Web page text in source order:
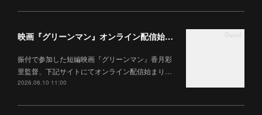
映画『グリーンマン』オンライン配信始まりました。
振付で参加した短編映画『グリーンマン』香月彩
里監督、下記サイトにてオンライン配信始まり…
2026.06.10 11:00